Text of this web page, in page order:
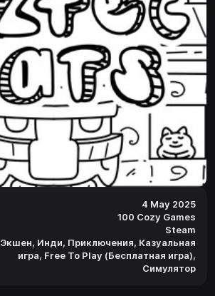
4 May 2025
100 Cozy Games
Steam
Экшен, Инди, Приключения, Казуальная
игра, Free To Play (Бесплатная игра),
Симулятор